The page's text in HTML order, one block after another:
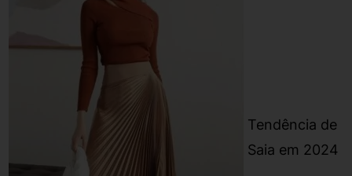
Tendência de
Saia em 2024